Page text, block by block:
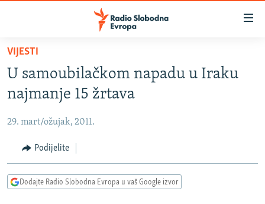
Pređite
glavni
sadržaj
Pređite
na
navigaciju
Pređite
na
BOSNA I HERCEGOVINA
SRBIJA
KOSOVO
CRNA GORA
VIDEO
PODCASTI
VIJESTI
U samoubilačkom napadu u Iraku
najmanje 15 žrtava
29. mart/ožujak, 2011.
Podijelite
Dodajte Radio Slobodna Evropa u vaš Google izvor